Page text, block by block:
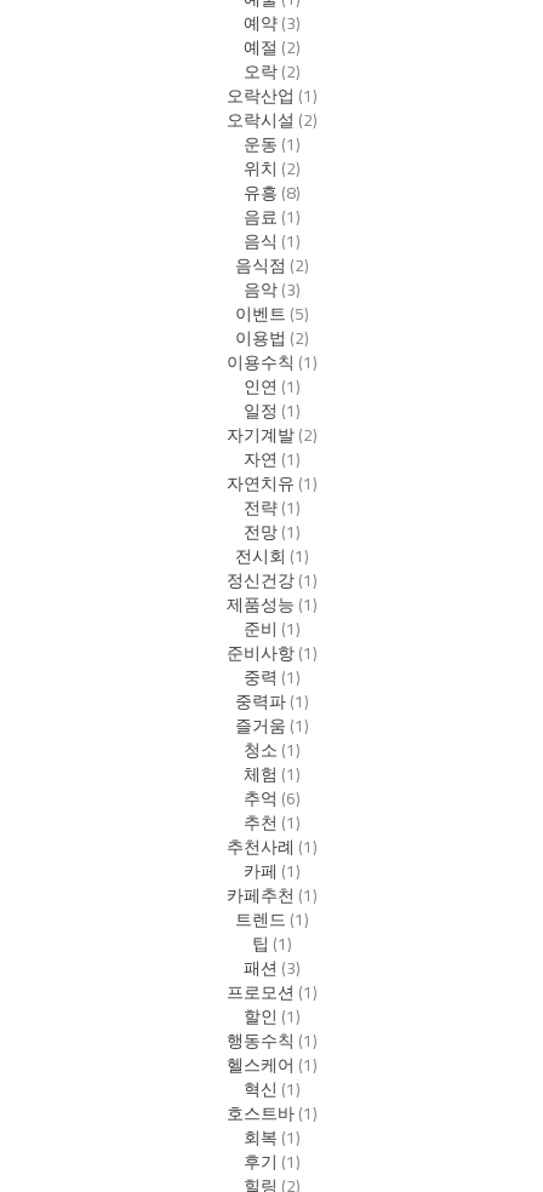
예약(3)
예절 (2)
오락(2)
오락산업 (1)
오락시설 (2)
운동(1)
위치 (2)
유흥(8)
음료(1)
음식 (1)
음식점 (2)
음악(3)
이벤트(5)
이용법 (2)
이용수칙 (1)
인연(1)
일정 (1)
자기계발(2)
자연(1)
자연치유(1)
전략(1)
전망(1)
전시회 (1)
정신건강(1)
제품성능(1)
준비 (1)
준비사항(1)
중력 (1)
중력파(1)
즐거움(1)
청소(1)
체험 (1)
추억 (6)
추천(1)
추천사례 (1)
카페 (1)
카페추천(1)
트렌드(1)
팁 (1)
패션(3)
프로모션(1)
할인(1)
행동수칙 (1)
헬스케어 (1)
혁신(1)
호스트바(1)
회복(1)
후기 (1)